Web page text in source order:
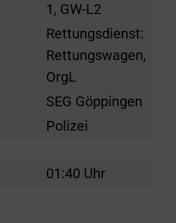
1, GW-L2
Rettungsdienst:
Rettungswagen,
OrgL
SEG Göppingen
Polizei
01:40 Uhr